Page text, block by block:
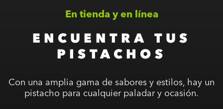
En tienda y en línea
ENCUENTRA TUS
PISTACHOS
Con una amplia gama de sabores y estilos, hay un
pistacho para cualquier paladar y ocasión.